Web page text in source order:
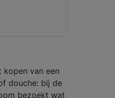
kopen van een
douche: bij de
bezoekt wat